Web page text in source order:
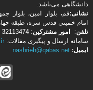
دانشگاهی می‌باشد.
نشانی:قم، بلوار امین،
امام خمینی قدس سره، طبقه
تلفن: امور مشتركین: 32113474
سامانه ارسال و پیگیری مقالات:
ایمیل: nashrieh@qabas.net